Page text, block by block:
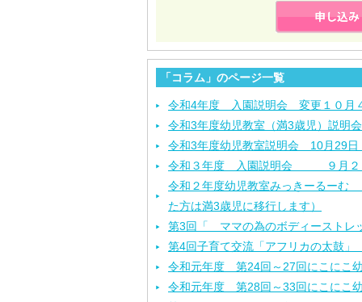
「コラム」のページ一覧
令和4年度 入園説明会 変更１０月
令和3年度幼児教室（満3歳児）説明
令和3年度幼児教室説明会 10月29日
令和３年度 入園説明会 ９月２
令和２年度幼児教室みっきーるーむ
た方は満3歳児に移行します）
第3回「 ママの為のボディーストレ
第4回子育て交流「アフリカの太鼓
令和元年度 第24回～27回にこにこ
令和元年度 第28回～33回にこにこ